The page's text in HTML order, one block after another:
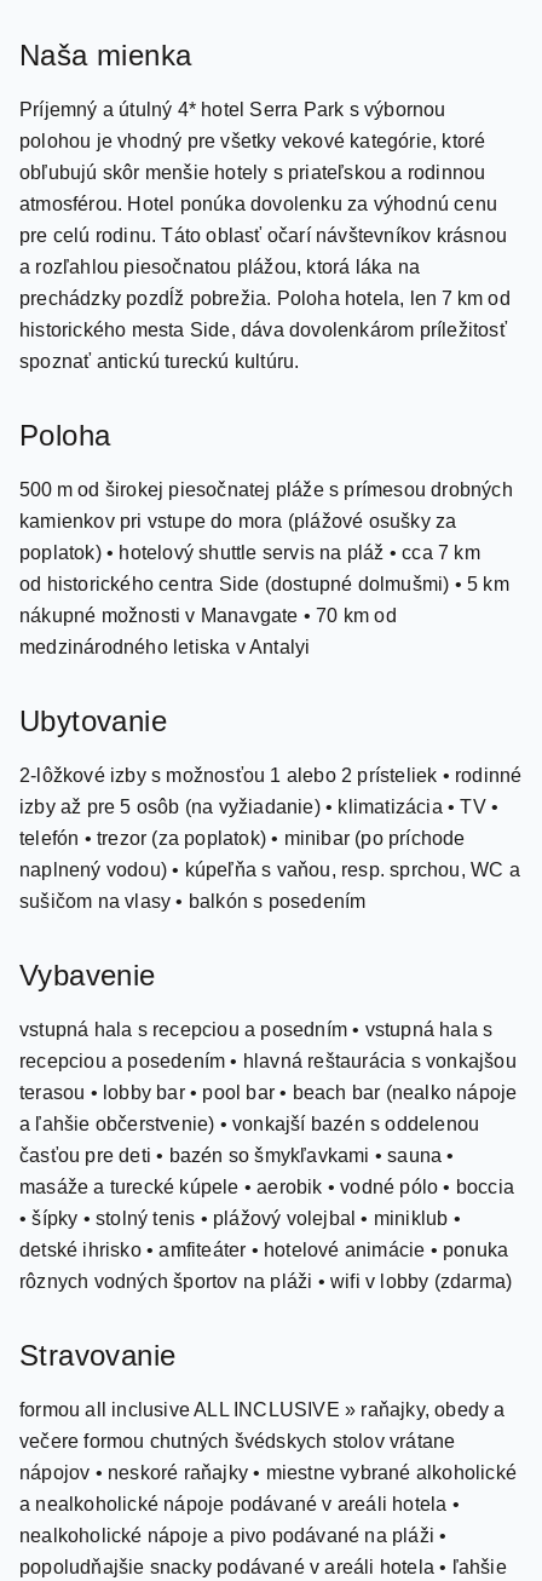
Naša mienka
Príjemný a útulný 4* hotel Serra Park s výbornou
polohou je vhodný pre všetky vekové kategórie, ktoré
obľubujú skôr menšie hotely s priateľskou a rodinnou
atmosférou. Hotel ponúka dovolenku za výhodnú cenu
pre celú rodinu. Táto oblasť očarí návštevníkov krásnou
a rozľahlou piesočnatou plážou, ktorá láka na
prechádzky pozdĺž pobrežia. Poloha hotela, len 7 km od
historického mesta Side, dáva dovolenkárom príležitosť
spoznať antickú tureckú kultúru.
Poloha
500 m od širokej piesočnatej pláže s prímesou drobných
kamienkov pri vstupe do mora (plážové osušky za
poplatok) • hotelový shuttle servis na pláž • cca 7 km
od historického centra Side (dostupné dolmušmi) • 5 km
nákupné možnosti v Manavgate • 70 km od
medzinárodného letiska v Antalyi
Ubytovanie
2-lôžkové izby s možnosťou 1 alebo 2 prísteliek • rodinné
izby až pre 5 osôb (na vyžiadanie) • klimatizácia • TV •
telefón • trezor (za poplatok) • minibar (po príchode
naplnený vodou) • kúpeľňa s vaňou, resp. sprchou, WC a
sušičom na vlasy • balkón s posedením
Vybavenie
vstupná hala s recepciou a posedním • vstupná hala s
recepciou a posedením • hlavná reštaurácia s vonkajšou
terasou • lobby bar • pool bar • beach bar (nealko nápoje
a ľahšie občerstvenie) • vonkajší bazén s oddelenou
časťou pre deti • bazén so šmykľavkami • sauna •
masáže a turecké kúpele • aerobik • vodné pólo • boccia
• šípky • stolný tenis • plážový volejbal • miniklub •
detské ihrisko • amfiteáter • hotelové animácie • ponuka
rôznych vodných športov na pláži • wifi v lobby (zdarma)
Stravovanie
formou all inclusive ALL INCLUSIVE » raňajky, obedy a
večere formou chutných švédskych stolov vrátane
nápojov • neskoré raňajky • miestne vybrané alkoholické
a nealkoholické nápoje podávané v areáli hotela •
nealkoholické nápoje a pivo podávané na pláži •
popoludňajšie snacky podávané v areáli hotela • ľahšie